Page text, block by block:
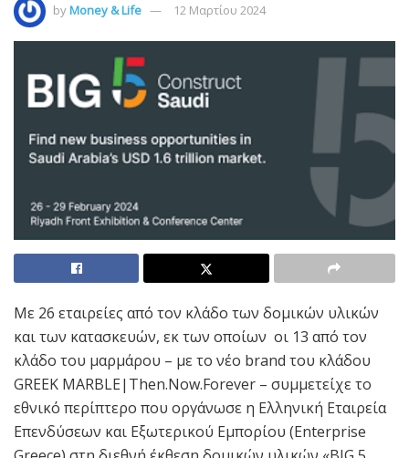
byMoney & Life 12 Μαρτίου 2024
Με 26 εταιρείες από τον κλάδο των δομικών υλικών
και των κατασκευών, εκ των οποίων οι 13 από τον
κλάδο του μαρμάρου – με το νέο brand του κλάδου
GREEK MARBLE|Then.Now.Forever – συμμετείχε το
εθνικό περίπτερο που οργάνωσε η Ελληνική Εταιρεία
Επενδύσεων και Εξωτερικού Εμπορίου (Enterprise